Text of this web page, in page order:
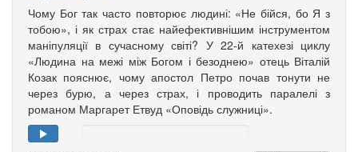
Чому Бог так часто повторює людині: «Не бійся, бо Я з
тобою», і як страх стає найефективнішим інструментом
маніпуляції в сучасному світі? У 22-й катехезі циклу
«Людина на межі між Богом і безоднею» отець Віталій
Козак пояснює, чому апостол Петро почав тонути не
через бурю, а через страх, і проводить паралелі з
романом Маргарет Етвуд «Оповідь служниці».